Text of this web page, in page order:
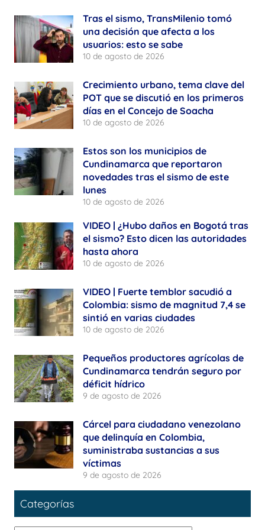
Tras el sismo, TransMilenio tomó
una decisión que afecta a los
usuarios: esto se sabe
10 de agosto de 2026
Crecimiento urbano, tema clave del
POT que se discutió en los primeros
días en el Concejo de Soacha
10 de agosto de 2026
Estos son los municipios de
Cundinamarca que reportaron
novedades tras el sismo de este
lunes
10 de agosto de 2026
VIDEO | ¿Hubo daños en Bogotá tras
el sismo? Esto dicen las autoridades
hasta ahora
10 de agosto de 2026
VIDEO | Fuerte temblor sacudió a
Colombia: sismo de magnitud 7,4 se
sintió en varias ciudades
10 de agosto de 2026
Pequeños productores agrícolas de
Cundinamarca tendrán seguro por
déficit hídrico
9 de agosto de 2026
Cárcel para ciudadano venezolano
que delinquía en Colombia,
suministraba sustancias a sus
víctimas
9 de agosto de 2026
Categorías